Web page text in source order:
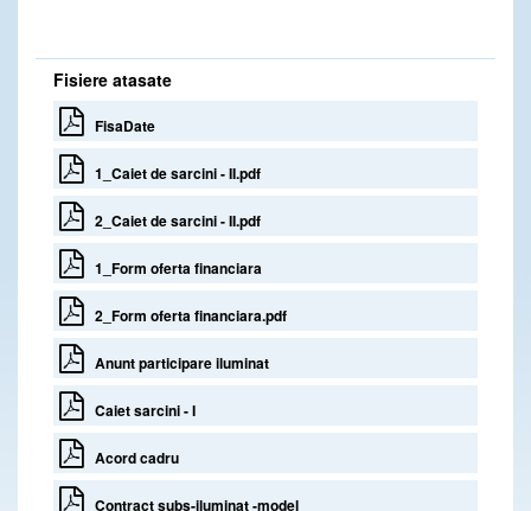
Fisiere atasate
FisaDate
1_Caiet de sarcini - II.pdf
2_Caiet de sarcini - II.pdf
1_Form oferta financiara
2_Form oferta financiara.pdf
Anunt participare iluminat
Caiet sarcini - I
Acord cadru
Contract subs-iluminat -model